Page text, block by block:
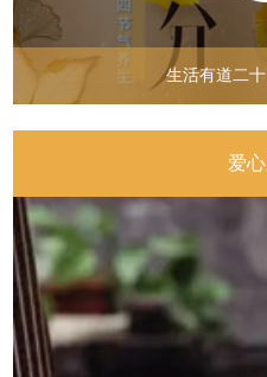
伪装的再“真”，只要提到“返利
24年10月生活道公益孝养营
5月这5种病或将高发！这5个化
青少年的智育教育
尊老敬长 真爱暖阳 2024年3月
2023年“关爱青少年身心健康”
生活有道二
爱